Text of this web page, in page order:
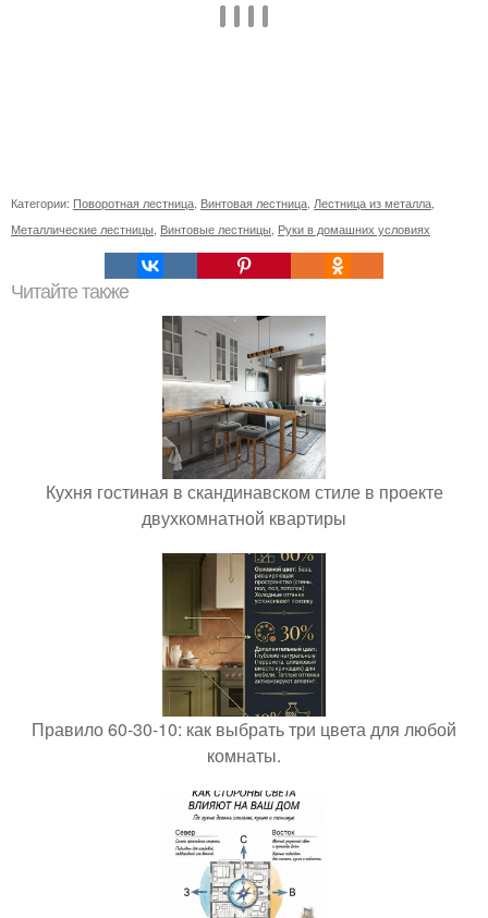
Категории: Поворотная лестница Винтовая лестница Лестница из металла
Металлические лестницы Винтовые лестницы Руки в домашних условиях
Читайте также
Кухня гостиная в скандинавском стиле в проекте
двухкомнатной квартиры
Правило 60-30-10: как выбрать три цвета для любой
комнаты.